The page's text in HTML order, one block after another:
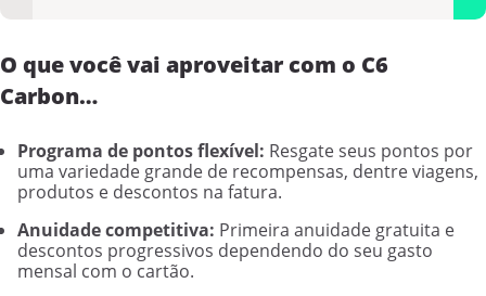
O que você vai aproveitar com o C6
Carbon…
Programa de pontos flexível: Resgate seus pontos por
uma variedade grande de recompensas, dentre viagens,
produtos e descontos na fatura.
Anuidade competitiva: Primeira anuidade gratuita e
descontos progressivos dependendo do seu gasto
mensal com o cartão.